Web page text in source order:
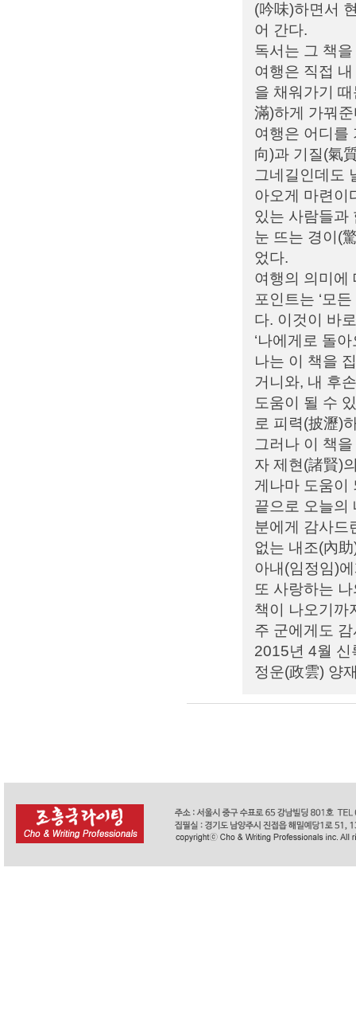
(吟味)하면서
어 간다.
독서는 그 책
여행은 직접
을 채워가기
滿)하게 가꿔
여행은 어디를
向)과 기질(氣
그네길인데도
아오게 마련이
있는 사람들과
눈 뜨는 경이(
었다.
여행의 의미에
포인트는 ‘모
다. 이것이 바
‘나에게로 돌
나는 이 책을
거니와, 내 후
도움이 될 수
로 피력(披瀝)
그러나 이 책
자 제현(諸賢)
게나마 도움이
끝으로 오늘의
분에게 감사드
없는 내조(內
아내(임정임)
또 사랑하는
책이 나오기까
주 군에게도
2015년 4월
정운(政雲) 양